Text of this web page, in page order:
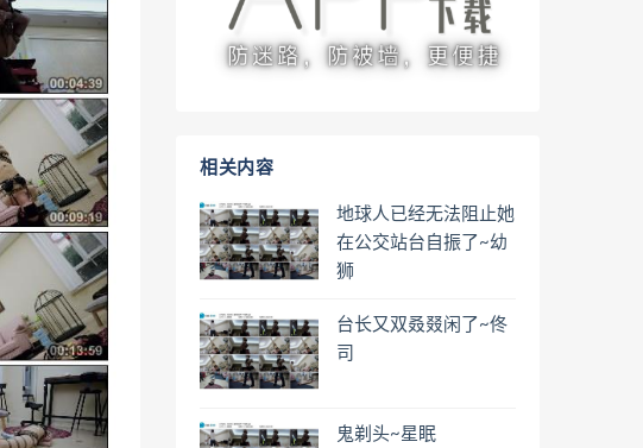
相关内容
地球人已经无法阻止她
在公交站台自振了~幼
狮
台长又双叒叕闲了~佟
司
鬼剃头~星眠